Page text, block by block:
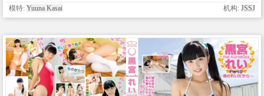
模特: Yuuna Kasai 机构: JSSJ